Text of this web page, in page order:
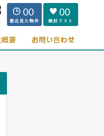
00 00